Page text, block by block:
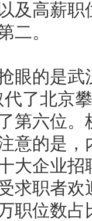
及高薪
二。
的是武
了北京
第六位
意的是
企业招
求职者
职位数